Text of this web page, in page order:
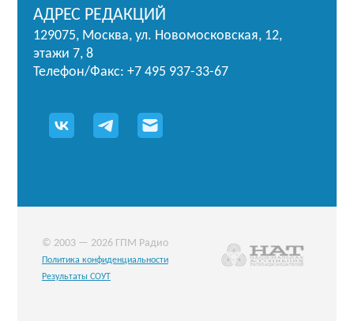
АДРЕС РЕДАКЦИЙ
129075, Москва, ул. Новомосковская, 12,
этажи 7, 8
Телефон/Факс: +7 495 937-33-67
© 2003 — 2026 ГПМ Радио
Политика конфиденциальности
Результаты СОУТ